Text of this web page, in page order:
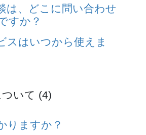
は、どこに問い合わせ
すか？
スはいつから使えま
いて (4)
りますか？